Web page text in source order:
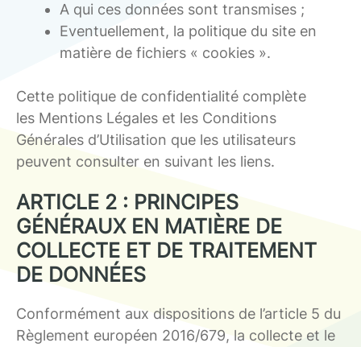
A qui ces données sont transmises ;
Eventuellement, la politique du site en
matière de fichiers « cookies ».
Cette politique de confidentialité complète
les Mentions Légales et les Conditions
Générales d’Utilisation que les utilisateurs
peuvent consulter en suivant les liens.
ARTICLE 2 : PRINCIPES
GÉNÉRAUX EN MATIÈRE DE
COLLECTE ET DE TRAITEMENT
DE DONNÉES
Conformément aux dispositions de l’article 5 du
Règlement européen 2016/679, la collecte et le